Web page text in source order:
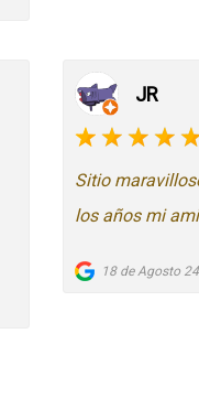
JR
Sitio
los años mi
18 de Agosto 24